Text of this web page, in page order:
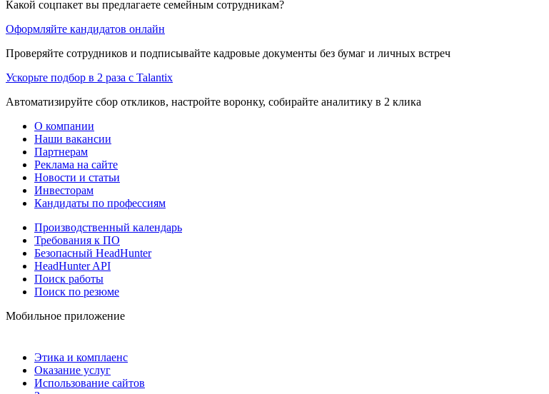
Какой соцпакет вы предлагаете семейным сотрудникам?
Оформляйте кандидатов онлайн
Проверяйте сотрудников и подписывайте кадровые документы без бумаг и личных встреч
Ускорьте подбор в 2 раза с Talantix
Автоматизируйте сбор откликов, настройте воронку, собирайте аналитику в 2 клика
О компании
Наши вакансии
Партнерам
Реклама на сайте
Новости и статьи
Инвесторам
Кандидаты по профессиям
Производственный календарь
Требования к ПО
Безопасный HeadHunter
HeadHunter API
Поиск работы
Поиск по резюме
Мобильное приложение
Этика и комплаенс
Оказание услуг
Использование сайтов